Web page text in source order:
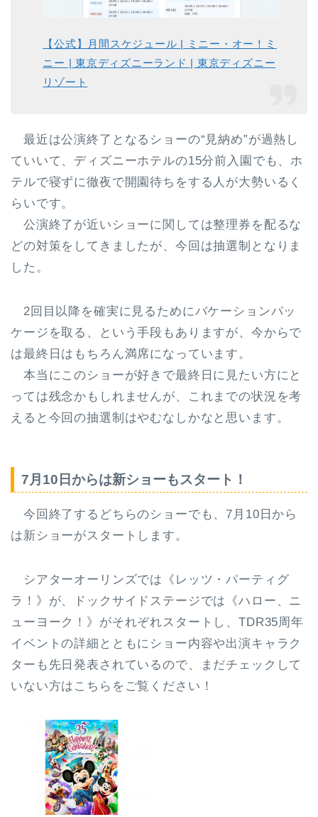
【公式】月間スケジュール | ミニー・オー！ミ
ニー | 東京ディズニーランド | 東京ディズニー
リゾート
最近は公演終了となるショーの“見納め”が過熱し
ていいて、ディズニーホテルの15分前入園でも、ホ
テルで寝ずに徹夜で開園待ちをする人が大勢いるく
らいです。
公演終了が近いショーに関しては整理券を配るな
どの対策をしてきましたが、今回は抽選制となりま
した。
2回目以降を確実に見るためにバケーションパッ
ケージを取る、という手段もありますが、今からで
は最終日はもちろん満席になっています。
本当にこのショーが好きで最終日に見たい方にと
っては残念かもしれませんが、これまでの状況を考
えると今回の抽選制はやむなしかなと思います。
7月10日からは新ショーもスタート！
今回終了するどちらのショーでも、7月10日から
は新ショーがスタートします。
シアターオーリンズでは《レッツ・パーティグ
ラ！》 が、
ドックサイドステージでは《ハロー、ニ
ューヨーク！》 がそれぞれスタートし、TDR35周年
イベントの詳細とともにショー内容や出演キャラク
ターも先日発表されているので、まだチェックして
いない方はこちらをご覧ください！